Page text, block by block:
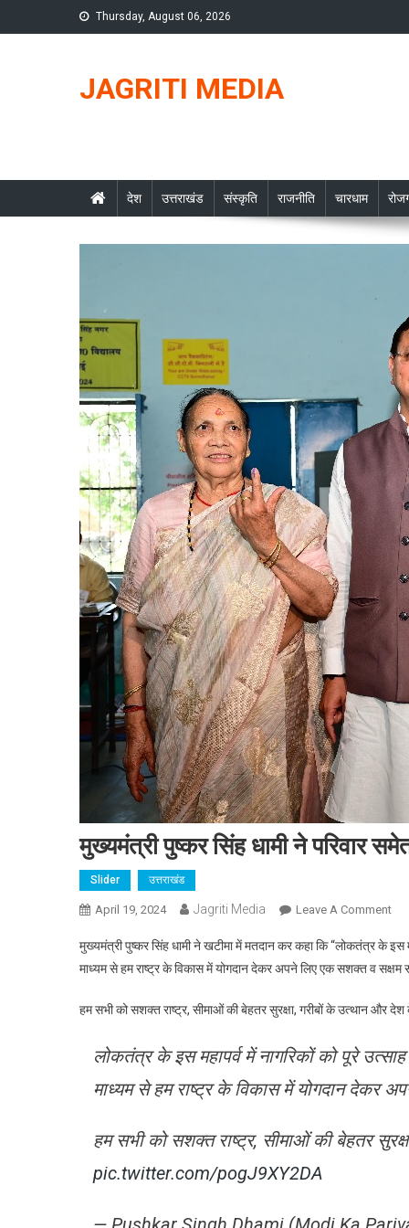
to
Thursday, August 06, 2026
JAGRITI MEDIA
देश उत्तराखंड संस्कृति राजनीति चारधाम
मुख्यमंत्री पुष्कर सिंह धामी ने परिवार
Slider उत्तराखंड
April 19, 2024 Jagriti Media Leave A CommentOn
सिंह
ने
समेत
मुख्यमंत्री पुष्कर सिंह धामी ने खटीमा में मतदान कर कहा कि “लोकतंत्र के इस
माध्यम से हम राष्ट्र के विकास में योगदान देकर अपने लिए एक सशक्त व
हम सभी को सशक्त राष्ट्र, सीमाओं की बेहतर सुरक्षा, गरीबों के उत्थान और
लोकतंत्र के इस महापर्व में नागरिकों को पूरे
माध्यम से हम राष्ट्र के विकास में योगदान
हम सभी को सशक्त राष्ट्र, सीमाओं की बेहतर
pic.twitter.com/pogJ9XY2DA